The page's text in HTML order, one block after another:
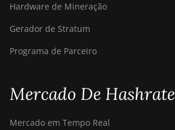
Hardware de Mineração
Gerador de Stratum
Programa de Parceiro
Mercado De Hashrate
Mercado em Tempo Real